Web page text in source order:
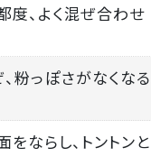
度、よく混ぜ合わせ
粉っぽさがなくなる
ならし、トントンと